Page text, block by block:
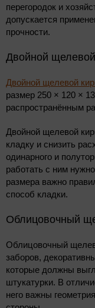
перегородок и
допускается
прочности.
Двойной
Двойной щелевой
размер 250 × 120 ×
распространённым
Двойной щелевой
кладку и снизить
одинарного и
работать с ним
размера важно
способ кладки.
Облицовочный
Облицовочный
заборов,
которые должны
штукатурки. В
него важны